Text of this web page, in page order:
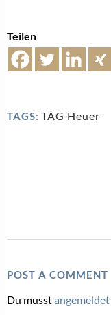
Teilen
TAGS: TAG Heuer
POST A COMMENT
Du musstangemeldet